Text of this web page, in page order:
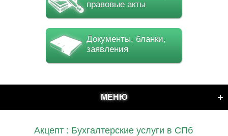
правовые акты
Документы, бланки,
заявления
МЕНЮ
Акцепт : Бухгалтерские услуги в СПб